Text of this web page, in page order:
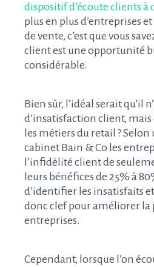
dispositif d’écoute clients à
plus en plus d’entreprises
de vente, c’est que vous
client est une opportunité
considérable.
Bien sûr, l’idéal serait qu’il
d’insatisfaction client, mais
les métiers du retail ?
cabinet Bain & Co les
l’infidélité client de
leurs bénéfices de 25% à
d’identifier les insatisfaits
donc clef pour améliorer la
entreprises.
Cependant, lorsque l’on